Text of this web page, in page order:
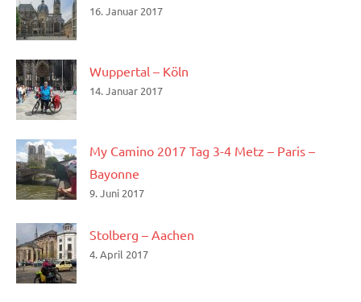
16. Januar 2017
Wuppertal – Köln
14. Januar 2017
My Camino 2017 Tag 3-4 Metz – Paris –
Bayonne
9. Juni 2017
Stolberg – Aachen
4. April 2017